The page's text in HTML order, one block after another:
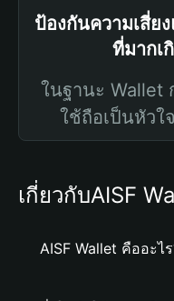
ป้องกันความเสี่ย
ที่มากเ
ในฐานะ Wallet
ใช้ถือเป็นหัวใ
เกี่ยวกับAISF
AISF Wallet คืออะไ